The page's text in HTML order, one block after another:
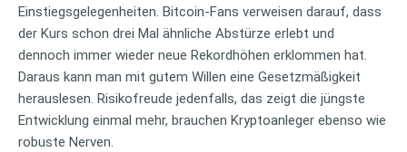
Einstiegsgelegenheiten. Bitcoin-Fans verweisen darauf, dass
der Kurs schon drei Mal ähnliche Abstürze erlebt und
dennoch immer wieder neue Rekordhöhen erklommen hat.
Daraus kann man mit gutem Willen eine Gesetzmäßigkeit
herauslesen. Risikofreude jedenfalls, das zeigt die jüngste
Entwicklung einmal mehr, brauchen Kryptoanleger ebenso wie
robuste Nerven.